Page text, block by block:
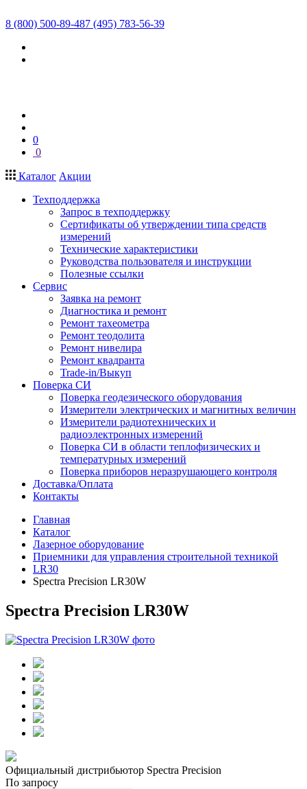
8 (800) 500-89-487 (495) 783-56-39
0
0
Каталог Акции
Техподдержка
Запрос в техподдержку
Сертификаты об утверждении типа средств
измерений
Технические характеристики
Руководства пользователя и инструкции
Полезные ссылки
Сервис
Заявка на ремонт
Диагностика и ремонт
Ремонт тахеометра
Ремонт теодолита
Ремонт нивелира
Ремонт квадранта
Trade-in/Выкуп
Поверка СИ
Поверка геодезического оборудования
Измерители электрических и магнитных величин
Измерители радиотехнических и
радиоэлектронных измерений
Поверка СИ в области теплофизических и
температурных измерений
Поверка приборов неразрушающего контроля
Доставка/Оплата
Контакты
Главная
Каталог
Лазерное оборудование
Приемники для управления строительной техникой
LR30
Spectra Precision LR30W
Spectra Precision LR30W
Официальный дистрибьютор Spectra Precision
По запросу